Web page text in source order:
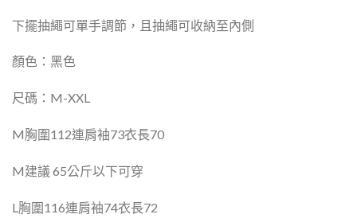
下擺抽繩可單手調節，且抽繩可收納至內側
顏色：黑色
尺碼： M-XXL
M胸圍112連肩袖73衣長70
M建議65公斤以下可穿
L 胸圍116連肩袖74衣長72